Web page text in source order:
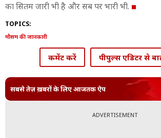
का सितम जारी भी है और सब पर भारी भी.
TOPICS:
मौसम की जानकारी
कमेंट करें पीपुल्स एडिटर से
सबसे तेज़ ख़बरों के लिए आजतक ऐप
ADVERTISEMENT